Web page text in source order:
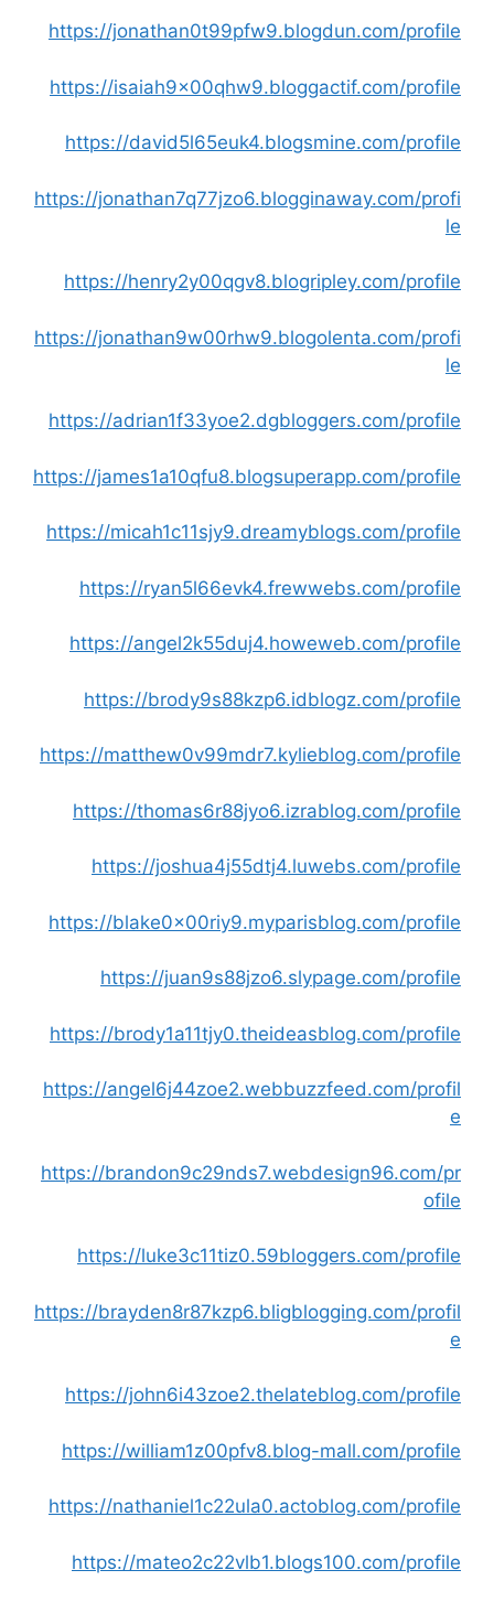
https://jonathan0t99pfw9.blogdun.com/profile
https://isaiah9x00qhw9.bloggactif.com/profile
https://david5l65euk4.blogsmine.com/profile
https://jonathan7q77jzo6.blogginaway.com/profi
le
https://henry2y00qgv8.blogripley.com/profile
https://jonathan9w00rhw9.blogolenta.com/profi
le
https://adrian1f33yoe2.dgbloggers.com/profile
https://james1a10qfu8.blogsuperapp.com/profile
https://micah1c11sjy9.dreamyblogs.com/profile
https://ryan5l66evk4.frewwebs.com/profile
https://angel2k55duj4.howeweb.com/profile
https://brody9s88kzp6.idblogz.com/profile
https://matthew0v99mdr7.kylieblog.com/profile
https://thomas6r88jyo6.izrablog.com/profile
https://joshua4j55dtj4.luwebs.com/profile
https://blake0x00riy9.myparisblog.com/profile
https://juan9s88jzo6.slypage.com/profile
https://brody1a11tjy0.theideasblog.com/profile
https://angel6j44zoe2.webbuzzfeed.com/profil
e
https://brandon9c29nds7.webdesign96.com/pr
ofile
https://luke3c11tiz0.59bloggers.com/profile
https://brayden8r87kzp6.bligblogging.com/profil
e
https://john6i43zoe2.thelateblog.com/profile
https://william1z00pfv8.blog-mall.com/profile
https://nathaniel1c22ula0.actoblog.com/profile
https://mateo2c22vlb1.blogs100.com/profile